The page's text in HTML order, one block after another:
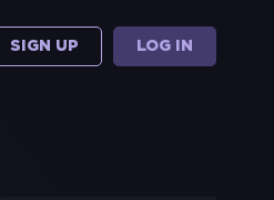
SIGN UP LOG IN